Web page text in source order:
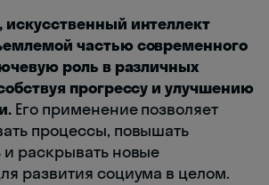
искусственный интеллект
частью современного
роль в различных
прогрессу и улучшению
Его применение позволяет
процессы, повышать
раскрывать новые
развития социума в целом.